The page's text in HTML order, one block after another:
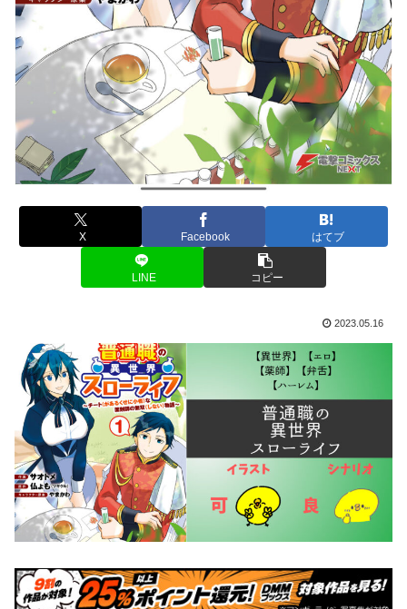
X Facebook はてブ
LINE コピー
2023.05.16